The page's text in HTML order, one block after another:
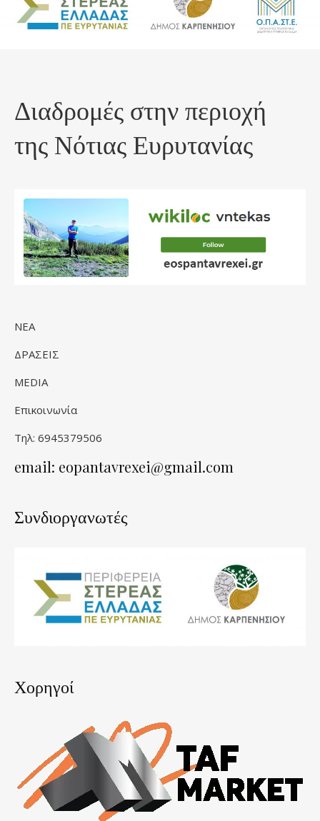
Διαδρομές στην περιοχή
της Νότιας Ευρυτανίας
ΝΕΑ
ΔΡΑΣΕΙΣ
MEDIA
Επικοινωνία
Τηλ: 6945379506
email: eopantavrexei@gmail.com
Συνδιοργανωτές
Χορηγοί